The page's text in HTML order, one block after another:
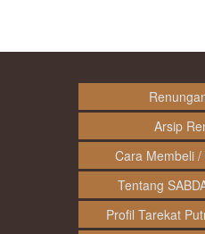
Arsip
Cara Membeli
Tentang
Profil Tarekat